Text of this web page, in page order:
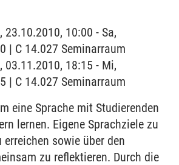
23.10.2010, 10:00 - Sa,
| C 14.027 Seminarraum
03.11.2010, 18:15 - Mi,
| C 14.027 Seminarraum
eine Sprache mit Studierenden
lernen. Eigene Sprachziele zu
sowie über den
zu reflektieren. Durch die